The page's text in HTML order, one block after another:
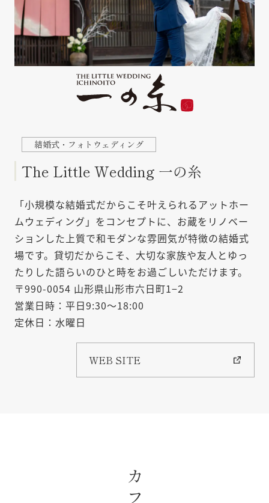
The Little Wedding 一の糸
「小規模な結婚式だからこそ叶えられるアットホー
ムウェディング」をコンセプトに、お蔵をリノベー
ションした上質で和モダンな雰囲気が特徴の結婚式
場です。貸切だからこそ、大切な家族や友人とゆっ
たりした語らいのひと時をお過ごしいただけます。
〒990-0054 山形県山形市六日町1−2
営業日時：平日9:30～18:00
定休日：水曜日
WEB SITE